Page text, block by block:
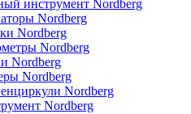
инструмент Nordberg
Nordberg
Nordberg
Nordberg
Nordberg
Nordberg
Nordberg
Nordberg